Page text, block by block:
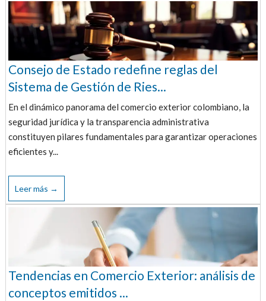
Consejo de Estado redefine reglas del
Sistema de Gestión de Ries...
En el dinámico panorama del comercio exterior colombiano, la
seguridad jurídica y la transparencia administrativa
constituyen pilares fundamentales para garantizar operaciones
eficientes y...
Leer más →
Tendencias en Comercio Exterior: análisis de
conceptos emitidos ...